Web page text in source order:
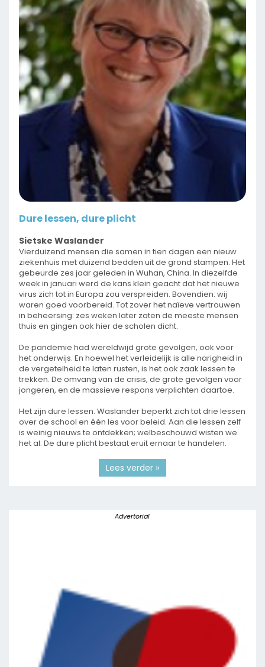
Dure lessen, dure plicht
Sietske Waslander
Vierduizend mensen die samen in tien dagen een nieuw
ziekenhuis met duizend bedden uit de grond stampen. Het
gebeurde zes jaar geleden in Wuhan, China. In diezelfde
week in januari werd de kans klein geacht dat het nieuwe
virus zich tot in Europa zou verspreiden. Bovendien: wij
waren goed voorbereid. Tot zover het naïeve vertrouwen
in beheersing: zes weken later zaten de meeste mensen
thuis en gingen ook hier de scholen dicht.
De pandemie had wereldwijd grote gevolgen, ook voor
het onderwijs. En hoewel het verleidelijk is alle narigheid in
de vergetelheid te laten rusten, is het ook zaak lessen te
trekken. De omvang van de crisis, de grote gevolgen voor
jongeren, en de massieve respons verplichten daartoe.
Het zijn dure lessen. Waslander beperkt zich tot drie lessen
over de school en één les voor beleid. Aan die lessen zelf
is weinig nieuws te ontdekken; welbeschouwd wisten we
het al. De dure plicht bestaat eruit ernaar te handelen.
Lees verder »
Advertorial